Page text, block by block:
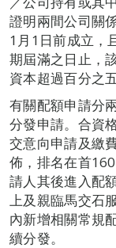
證明兩間公司關
1月1日前成立，
期屆滿之日止，
資本超過百分之
有關配額申請分
分發申請。合資
交意向申請及繳
佈，排名在首
請人其後進入配
上及親臨馬交石
內新增相關常規
續分發。